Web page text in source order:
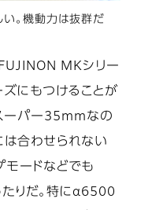
。機動力は抜群だ
MKシリー
にもつけることが
ーパー35mmなの
は合わせられない
ードなどでも
りだ。特にα6500